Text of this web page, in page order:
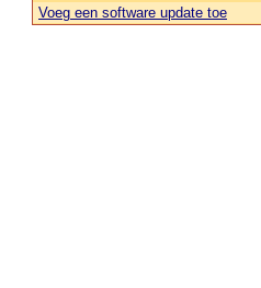
Voeg een software update toe